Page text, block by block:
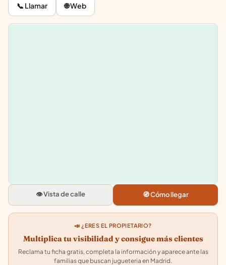
P.o de La Habana, 19,
28036 Madrid
4.6 · 63
👁️ Vista de calle 🧭 Cómo llegar
📞 Llamar 🌐 Web
📣 ¿ERES EL PROPIETARIO?
Multiplica tu visibilidad y consigue más clientes
Reclama tu ficha gratis, completa la información y aparece ante las
familias que buscan jugueteria en Madrid.